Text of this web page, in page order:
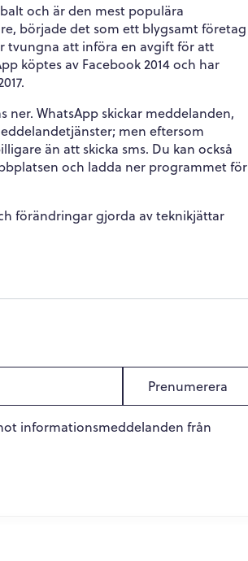
och är den mest populära
började det som ett blygsamt företag
tvungna att införa en avgift för att
köptes av Facebook 2014 och har
WhatsApp skickar meddelanden,
men eftersom
än att skicka sms. Du kan också
och ladda ner programmet för
förändringar gjorda av teknikjättar
Prenumerera
informationsmeddelanden från